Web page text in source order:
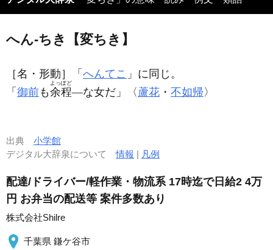
へん‐ちき【変ちき】
［名・形動］ 「 へんてこ 」に同じ。
「 御前も余程
よっぽど
―な女だ」〈 蘆花 ・ 不如帰 〉
出典 小学館
デジタル大辞泉について情報 | 凡例
配達/ドライバー/軽作業・物流系 17時迄で日給2 4万
円 お弁当の配送等 案件多数あり
株式会社Shilre
千葉県 鎌ケ谷市